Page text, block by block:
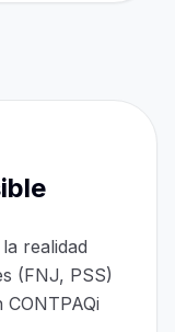
realidad
(FNJ, PSS)